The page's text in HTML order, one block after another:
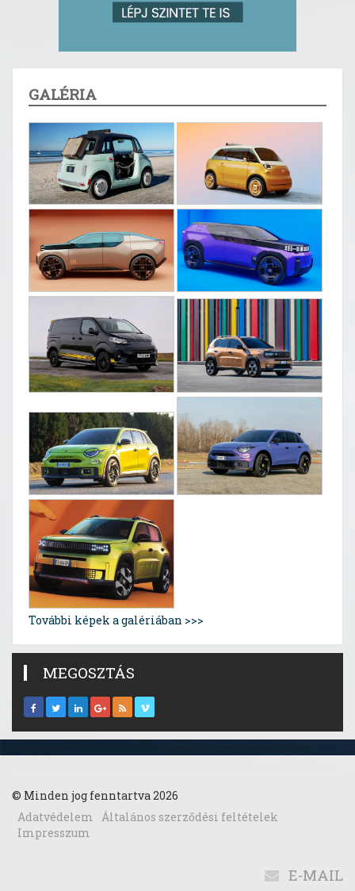
GALÉRIA
További képek a galériában >>>
MEGOSZTÁS
© Minden jog fenntartva 2026
Adatvédelem Általános szerződési feltételek
Impresszum
E-MAIL